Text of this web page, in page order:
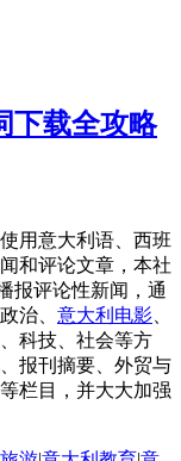
下载全攻略
用意大利语、西班
和评论文章，本社
报评论性新闻，通
治、 意大利电影
科技、社会等方
报刊摘要、外贸与
栏目，并大大加强